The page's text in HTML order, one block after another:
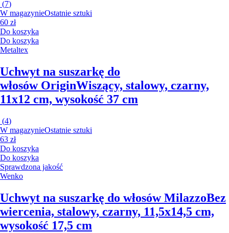
(7)
W magazynieOstatnie sztuki
60 zł
Do koszyka
Do koszyka
Metaltex
Uchwyt na suszarkę do
włosów OriginWiszący, stalowy, czarny,
11x12 cm, wysokość 37 cm
(4)
W magazynieOstatnie sztuki
63 zł
Do koszyka
Do koszyka
Sprawdzona jakość
Wenko
Uchwyt na suszarkę do włosów MilazzoBez
wiercenia, stalowy, czarny, 11,5x14,5 cm,
wysokość 17,5 cm